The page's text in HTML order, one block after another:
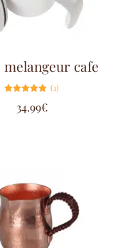
melangeur cafe
5.00
sur 5
(1)
34.99€